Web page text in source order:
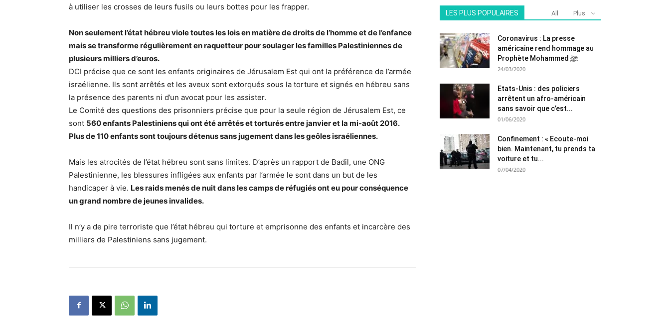
à utiliser les crosses de leurs fusils ou leurs bottes pour les frapper.
Non seulement l’état hébreu viole toutes les lois en matière de droits de l’homme et de l’enfance
mais se transforme régulièrement en raquetteur pour soulager les familles Palestiniennes de
plusieurs milliers d’euros.
DCI précise que ce sont les enfants originaires de Jérusalem Est qui ont la préférence de l’armée
israélienne. Ils sont arrêtés et les aveux sont extorqués sous la torture et signés en hébreu sans
la présence des parents ni d’un avocat pour les assister.
Le Comité des questions des prisonniers précise que pour la seule région de Jérusalem Est, ce
sont 560 enfants Palestiniens qui ont été arrêtés et torturés entre janvier et la mi-août 2016.
Plus de 110 enfants sont toujours détenus sans jugement dans les geôles israéliennes.
Mais les atrocités de l’état hébreu sont sans limites. D’après un rapport de Badil, une ONG
Palestinienne, les blessures infligées aux enfants par l’armée le sont dans un but de les
handicaper à vie. Les raids menés de nuit dans les camps de réfugiés ont eu pour conséquence
un grand nombre de jeunes invalides.
Il n’y a de pire terroriste que l’état hébreu qui torture et emprisonne des enfants et incarcère des
milliers de Palestiniens sans jugement.
LES PLUS POPULAIRES All Plus
Coronavirus : La presse
américaine rend hommage au
Prophète Mohammed ﷺ
24/03/2020
Etats-Unis : des policiers
arrêtent un afro-américain
sans savoir que c’est...
01/06/2020
Confinement : « Ecoute-moi
bien. Maintenant, tu prends ta
voiture et tu...
07/04/2020